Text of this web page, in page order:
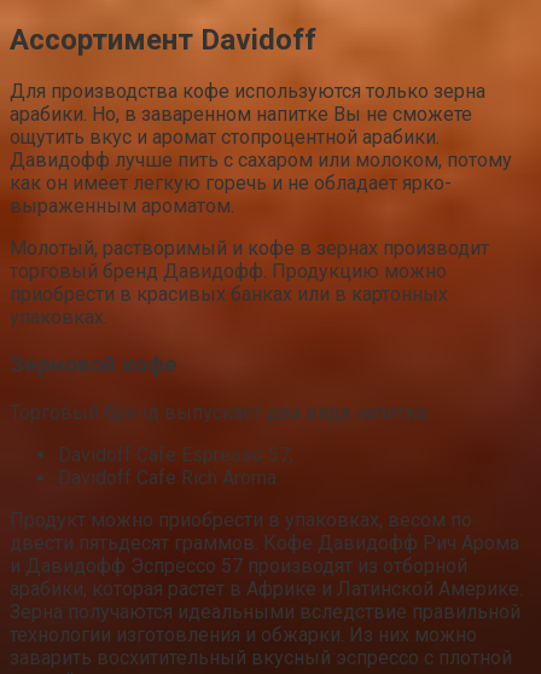
Ассортимент Davidoff
Для производства кофе используются только зерна
арабики. Но, в заваренном напитке Вы не сможете
ощутить вкус и аромат стопроцентной арабики.
Давидофф лучше пить с сахаром или молоком, потому
как он имеет легкую горечь и не обладает ярко-
выраженным ароматом.
Молотый, растворимый и кофе в зернах производит
торговый бренд Давидофф. Продукцию можно
приобрести в красивых банках или в картонных
упаковках.
Зерновой кофе
Торговый бренд выпускает два вида напитка:
Davidoff Cafe Espresso 57;
Davidoff Cafe Rich Aroma.
Продукт можно приобрести в упаковках, весом по
двести пятьдесят граммов. Кофе Давидофф Рич Арома
и Давидофф Эспрессо 57 производят из отборной
арабики, которая растет в Африке и Латинской Америке.
Зерна получаются идеальными вследствие правильной
технологии изготовления и обжарки. Из них можно
заварить восхитительный вкусный эспрессо с плотной